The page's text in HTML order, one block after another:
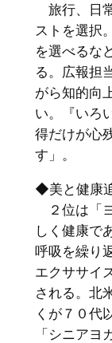
旅行、日
ストを選択
を選べるな
る。広報担
がら知的向
い。『いろ
得だけが心
す」。
◆美と健康
２位は「
しく健康で
呼吸を繰り
エクササイ
される。北
くが７０代
「シニアヨ